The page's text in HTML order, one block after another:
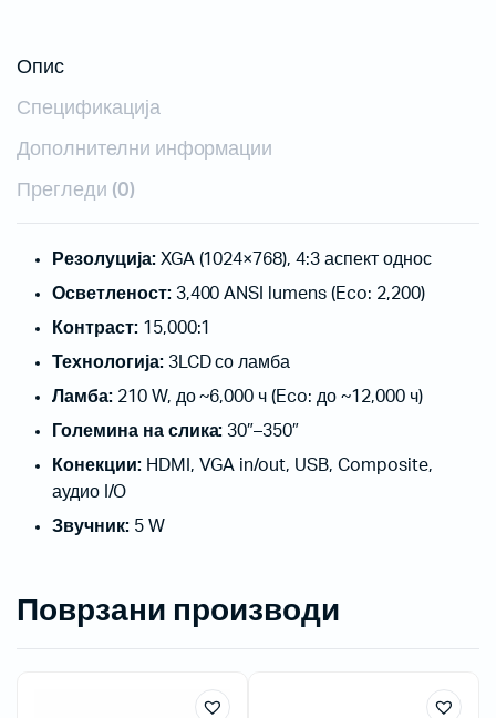
Опис
Спецификација
Дополнителни информации
Прегледи (0)
Резолуција:XGA (1024×768), 4:3 аспект однос
Осветленост:3,400 ANSI lumens (Eco: 2,200)
Контраст:15,000:1
Технологија:3LCD со ламба
Ламба:210 W, до ~6,000 ч (Eco: до ~12,000 ч)
Големина на слика: 30″–350″
Конекции:HDMI, VGA in/out, USB, Composite,
аудио I/O
Звучник:5 W
Поврзани производи